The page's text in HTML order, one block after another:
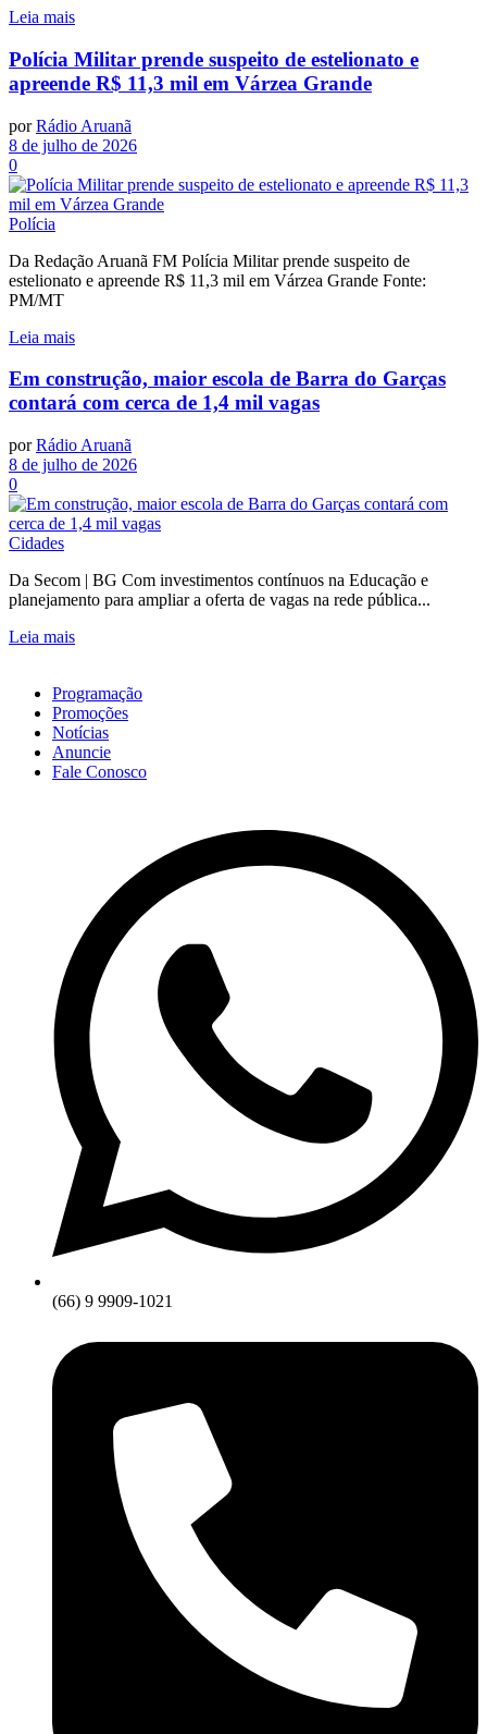
Leia mais
Polícia Militar prende suspeito de estelionato e
apreende R$ 11,3 mil em Várzea Grande
por Rádio Aruanã
8 de julho de 2026
0
Polícia
Da Redação Aruanã FM Polícia Militar prende suspeito de
estelionato e apreende R$ 11,3 mil em Várzea Grande Fonte:
PM/MT
Leia mais
Em construção, maior escola de Barra do Garças
contará com cerca de 1,4 mil vagas
por Rádio Aruanã
8 de julho de 2026
0
Cidades
Da Secom | BG Com investimentos contínuos na Educação e
planejamento para ampliar a oferta de vagas na rede pública...
Leia mais
Programação
Promoções
Notícias
Anuncie
Fale Conosco
(66) 9 9909-1021